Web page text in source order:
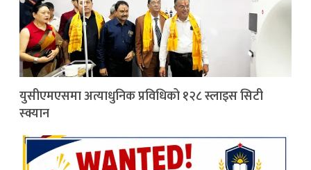
युसीएमएसमा अत्याधुनिक प्रविधिको १२८ स्लाइस सिटी
स्क्यान